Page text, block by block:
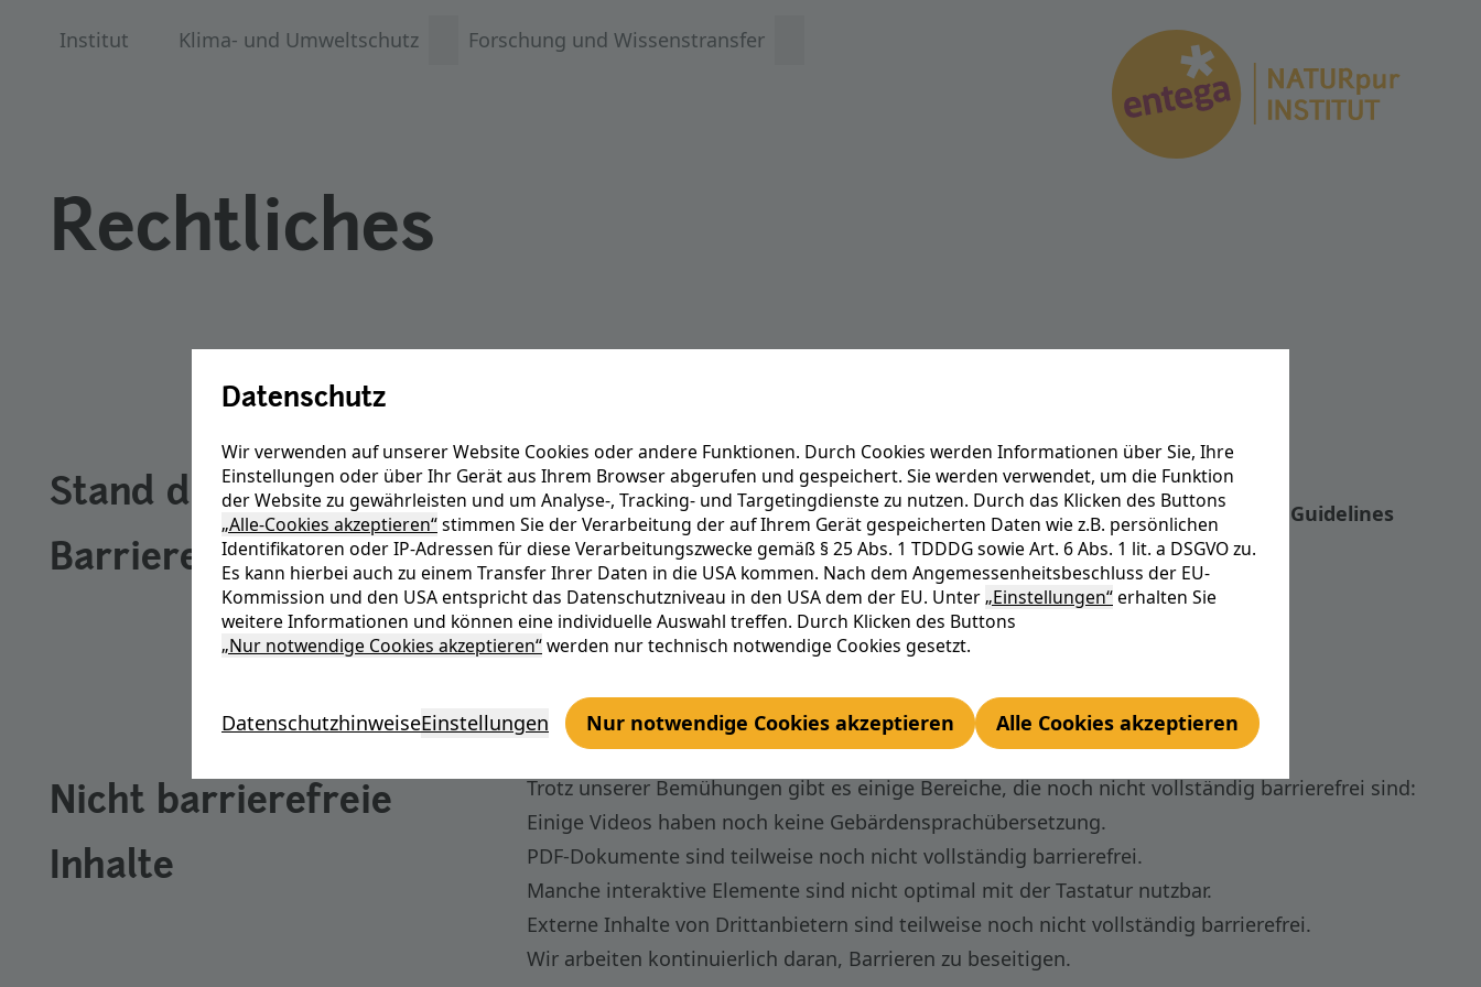
Datenschutz
Wir verwenden auf unserer Website Cookies oder andere Funktionen. Durch Cookies werden Informationen über Sie, Ihre
Einstellungen oder über Ihr Gerät aus Ihrem Browser abgerufen und gespeichert. Sie werden verwendet, um die Funktion
der Website zu gewährleisten und um Analyse-, Tracking- und Targetingdienste zu nutzen. Durch das Klicken des Buttons
„Alle-Cookies akzeptieren“stimmen Sie der Verarbeitung der auf Ihrem Gerät gespeicherten Daten wie z.B. persönlichen
Identifikatoren oder IP-Adressen für diese Verarbeitungszwecke gemäß § 25 Abs. 1 TDDDG sowie Art. 6 Abs. 1 lit. a DSGVO zu.
Es kann hierbei auch zu einem Transfer Ihrer Daten in die USA kommen. Nach dem Angemessenheitsbeschluss der EU-
Kommission und den USA entspricht das Datenschutzniveau in den USA dem der EU. Unter„Einstellungen“erhalten Sie
weitere Informationen und können eine individuelle Auswahl treffen. Durch Klicken des Buttons
„Nur notwendige Cookies akzeptieren“werden nur technisch notwendige Cookies gesetzt.
DatenschutzhinweiseEinstellungen Nur notwendige Cookies akzeptieren Alle Cookies akzeptieren
Institut Klima- und Umweltschutz Forschung und Wissenstransfer
Rechtliches
Stand der
Barrierefreiheit
Diese Webseite ist weitgehend barrierefrei gemäß den Anforderungen des
Barrierefreiheitsstärkungsgesetzes (BFSG)und derWeb Content Accessibility Guidelines
(WCAG) 2.1, Level AA.
Nicht barrierefreie
Inhalte
Trotz unserer Bemühungen gibt es einige Bereiche, die noch nicht vollständig barrierefrei sind:
Einige Videos haben noch keine Gebärdensprachübersetzung.
PDF-Dokumente sind teilweise noch nicht vollständig barrierefrei.
Manche interaktive Elemente sind nicht optimal mit der Tastatur nutzbar.
Externe Inhalte von Drittanbietern sind teilweise noch nicht vollständig barrierefrei.
Wir arbeiten kontinuierlich daran, Barrieren zu beseitigen.